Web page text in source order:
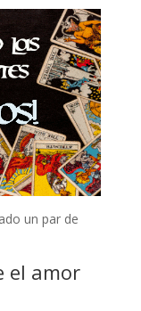
un par de
el amor